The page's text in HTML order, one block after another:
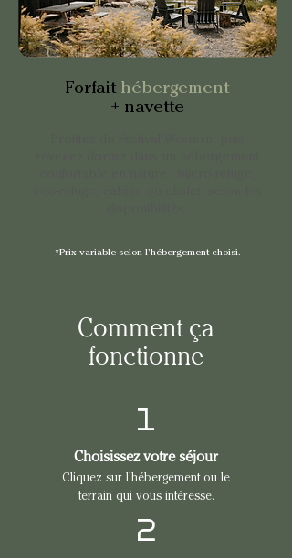
Forfait hébergement
+ navette
*Prix variable selon l’hébergement choisi.
Comment ça
fonctionne
1
Choisissez votre séjour
Cliquez sur l’hébergement ou le
terrain qui vous intéresse.
2